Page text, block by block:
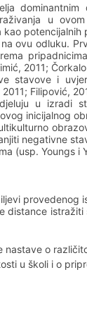
u
ovu odluku.
2011;
stavove i
Filipović,
u izradi
inicijalnog
negativne
(usp. Youngs i
provedenog
distance
o
u školi i o